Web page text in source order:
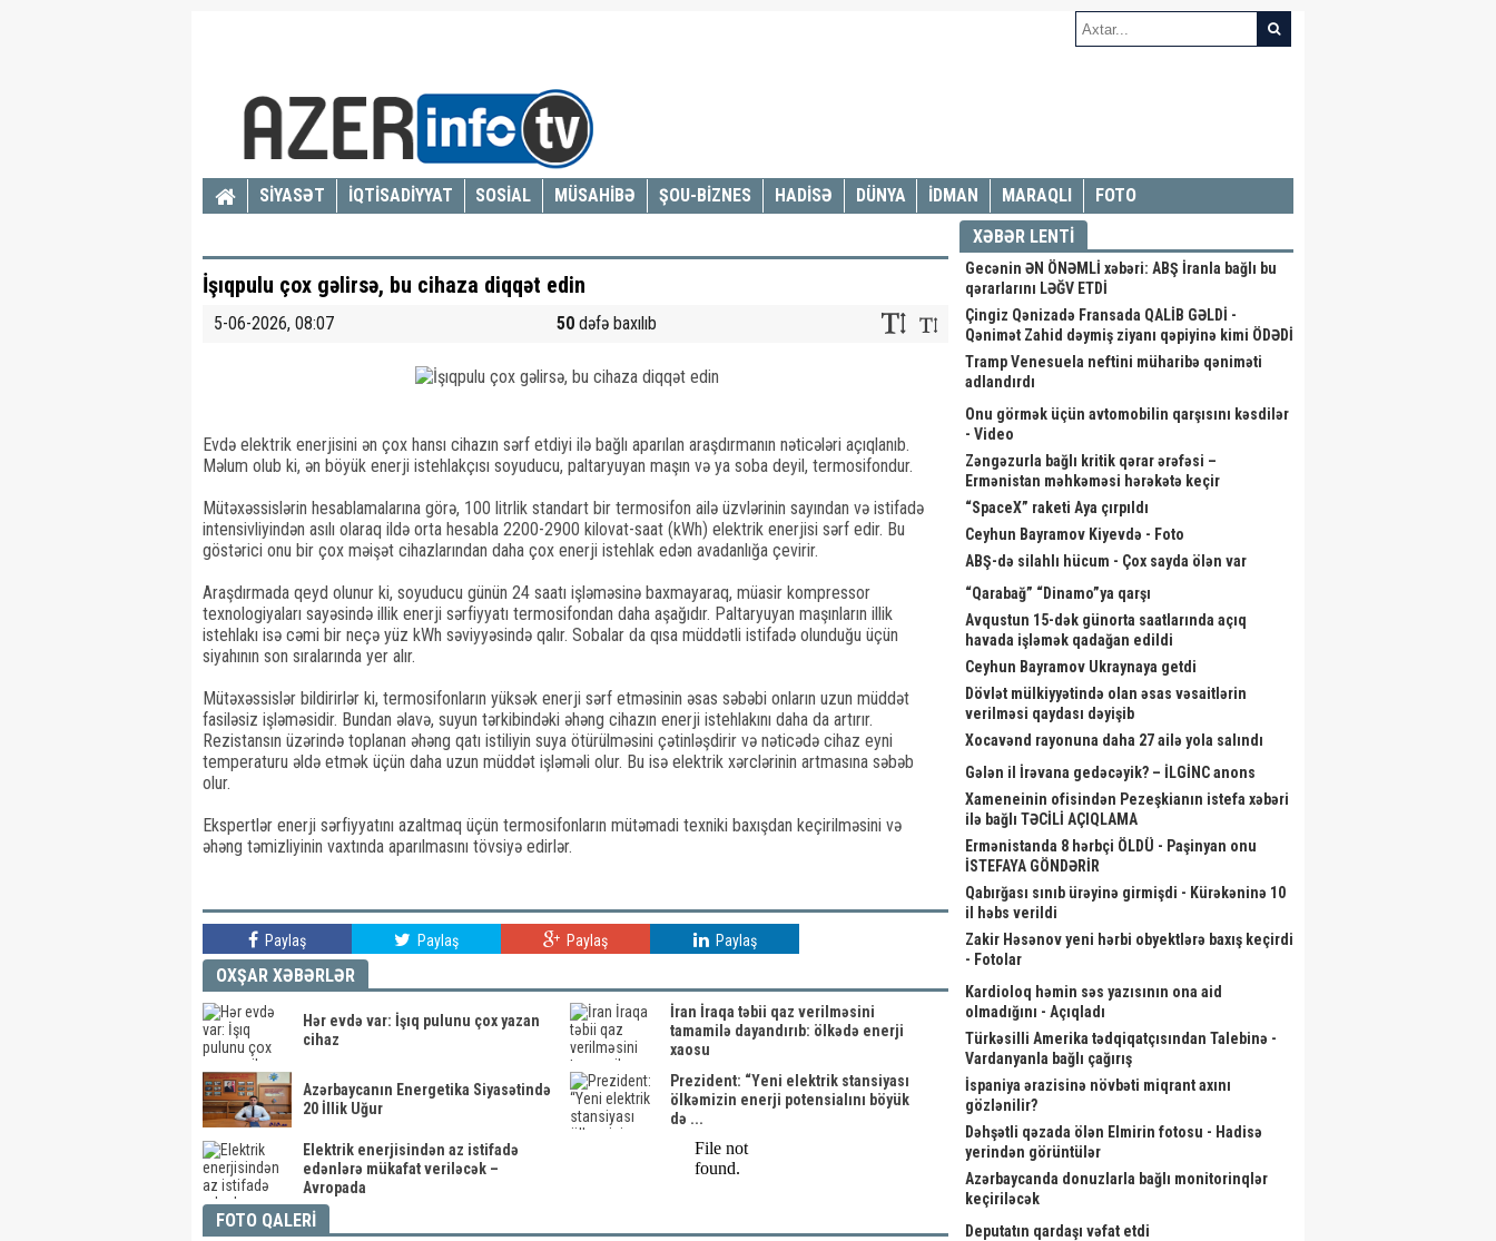
SİYASƏT İQTİSADİYYAT SOSİAL MÜSAHİBƏ ŞOU-BİZNES HADİSƏ DÜNYA İDMAN MARAQLI FOTO
İşıqpulu çox gəlirsə, bu cihaza diqqət edin
5-06-2026, 08:07 50 dəfə baxılıb
Evdə elektrik enerjisini ən çox hansı cihazın sərf etdiyi ilə bağlı aparılan araşdırmanın nəticələri açıqlanıb.
Məlum olub ki, ən böyük enerji istehlakçısı soyuducu, paltaryuyan maşın və ya soba deyil, termosifondur.
Mütəxəssislərin hesablamalarına görə, 100 litrlik standart bir termosifon ailə üzvlərinin sayından və istifadə
intensivliyindən asılı olaraq ildə orta hesabla 2200-2900 kilovat-saat (kWh) elektrik enerjisi sərf edir. Bu
göstərici onu bir çox məişət cihazlarından daha çox enerji istehlak edən avadanlığa çevirir.
Araşdırmada qeyd olunur ki, soyuducu günün 24 saatı işləməsinə baxmayaraq, müasir kompressor
texnologiyaları sayəsində illik enerji sərfiyyatı termosifondan daha aşağıdır. Paltaryuyan maşınların illik
istehlakı isə cəmi bir neçə yüz kWh səviyyəsində qalır. Sobalar da qısa müddətli istifadə olunduğu üçün
siyahının son sıralarında yer alır.
Mütəxəssislər bildirirlər ki, termosifonların yüksək enerji sərf etməsinin əsas səbəbi onların uzun müddət
fasiləsiz işləməsidir. Bundan əlavə, suyun tərkibindəki əhəng cihazın enerji istehlakını daha da artırır.
Rezistansın üzərində toplanan əhəng qatı istiliyin suya ötürülməsini çətinləşdirir və nəticədə cihaz eyni
temperaturu əldə etmək üçün daha uzun müddət işləməli olur. Bu isə elektrik xərclərinin artmasına səbəb
olur.
Ekspertlər enerji sərfiyyatını azaltmaq üçün termosifonların mütəmadi texniki baxışdan keçirilməsini və
əhəng təmizliyinin vaxtında aparılmasını tövsiyə edirlər.
Paylaş Paylaş Paylaş Paylaş
OXŞAR XƏBƏRLƏR
Hər evdə var: İşıq pulunu çox yazan
cihaz
İran İraqa təbii qaz verilməsini
tamamilə dayandırıb: ölkədə enerji
xaosu
Azərbaycanın Energetika Siyasətində
20 İllik Uğur
Prezident: “Yeni elektrik stansiyası
ölkəmizin enerji potensialını böyük
də ...
Elektrik enerjisindən az istifadə
edənlərə mükafat veriləcək –
Avropada
FOTO QALERİ
XƏBƏR LENTİ
Gecənin ƏN ÖNƏMLİ xəbəri: ABŞ İranla bağlı bu
qərarlarını LƏĞV ETDİ
Çingiz Qənizadə Fransada QALİB GƏLDİ -
Qənimət Zahid dəymiş ziyanı qəpiyinə kimi ÖDƏDİ
Tramp Venesuela neftini müharibə qəniməti
adlandırdı
Onu görmək üçün avtomobilin qarşısını kəsdilər
- Video
Zəngəzurla bağlı kritik qərar ərəfəsi –
Ermənistan məhkəməsi hərəkətə keçir
“SpaceX” raketi Aya çırpıldı
Ceyhun Bayramov Kiyevdə - Foto
ABŞ-də silahlı hücum - Çox sayda ölən var
“Qarabağ” “Dinamo”ya qarşı
Avqustun 15-dək günorta saatlarında açıq
havada işləmək qadağan edildi
Ceyhun Bayramov Ukraynaya getdi
Dövlət mülkiyyətində olan əsas vəsaitlərin
verilməsi qaydası dəyişib
Xocavənd rayonuna daha 27 ailə yola salındı
Gələn il İrəvana gedəcəyik? – İLGİNC anons
Xameneinin ofisindən Pezeşkianın istefa xəbəri
ilə bağlı TƏCİLİ AÇIQLAMA
Ermənistanda 8 hərbçi ÖLDÜ - Paşinyan onu
İSTEFAYA GÖNDƏRİR
Qabırğası sınıb ürəyinə girmişdi - Kürəkəninə 10
il həbs verildi
Zakir Həsənov yeni hərbi obyektlərə baxış keçirdi
- Fotolar
Kardioloq həmin səs yazısının ona aid
olmadığını - Açıqladı
Türkəsilli Amerika tədqiqatçısından Talebinə -
Vardanyanla bağlı çağırış
İspaniya ərazisinə növbəti miqrant axını
gözlənilir?
Dəhşətli qəzada ölən Elmirin fotosu - Hadisə
yerindən görüntülər
Azərbaycanda donuzlarla bağlı monitorinqlər
keçiriləcək
Deputatın qardaşı vəfat etdi